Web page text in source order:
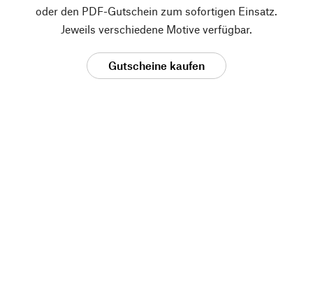
oder den PDF-Gutschein zum sofortigen Einsatz.
Jeweils verschiedene Motive verfügbar.
Gutscheine kaufen